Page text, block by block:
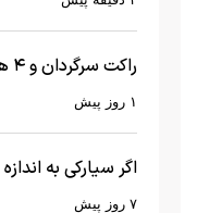
هشت هزار و ۶۹۰ کیلومتر در ساعت به ماه برخورد کرد۱ روز پیش
اگر سیارکی به
چه اتفاقی می‌افتد؟
۷ روز پیش